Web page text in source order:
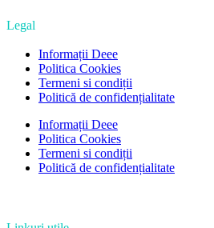
Legal
Informații Deee
Politica Cookies
Termeni si condiții
Politică de confidențialitate
Informații Deee
Politica Cookies
Termeni si condiții
Politică de confidențialitate